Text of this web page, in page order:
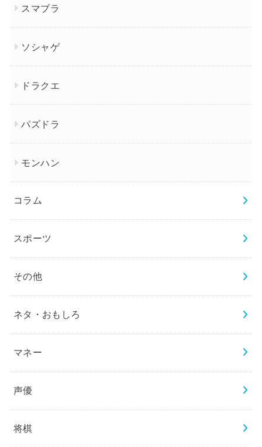
スマブラ
ソシャゲ
ドラクエ
パズドラ
モンハン
コラム
スポーツ
その他
ネタ・おもしろ
マネー
声優
将棋